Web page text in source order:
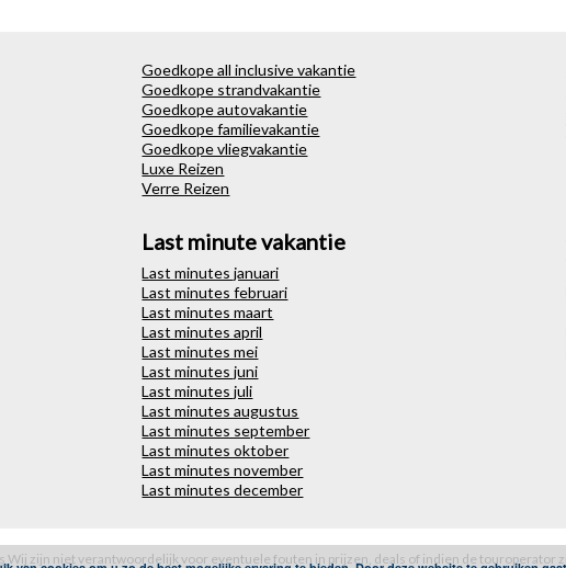
Goedkope all inclusive vakantie
Goedkope strandvakantie
Goedkope autovakantie
Goedkope familievakantie
Goedkope vliegvakantie
Luxe Reizen
Verre Reizen
Last minute vakantie
Last minutes januari
Last minutes februari
Last minutes maart
Last minutes april
Last minutes mei
Last minutes juni
Last minutes juli
Last minutes augustus
Last minutes september
Last minutes oktober
Last minutes november
Last minutes december
Wij zijn niet verantwoordelijk voor eventuele fouten in prijzen, deals of indien de touroperator